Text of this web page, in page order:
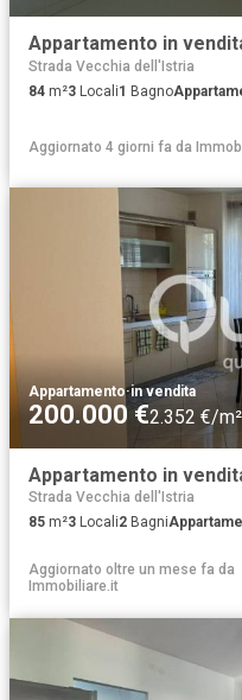
Appartamento in
Strada Vecchia dell'Istria
84 m²3 Locali1 Bagno
Aggiornato 4 giorni fa da
Appartamento·in vendita
200.000 €2.352 €/m²
Appartamento in
Strada Vecchia dell'Istria
85 m²3 Locali2 Bagni
Aggiornato oltre un mese fa da
Immobiliare.it